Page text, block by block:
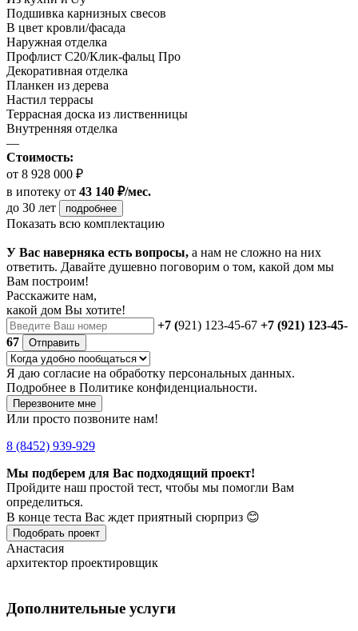
Подшивка карнизных свесов
В цвет кровли/фасада
Наружная отделка
Профлист С20/Клик-фальц Про
Декоративная отделка
Планкен из дерева
Настил террасы
Террасная доска из лиственницы
Внутренняя отделка
—
Стоимость:
от 8 928 000 ₽
в ипотеку от 43 140 ₽/мес.
до 30 лет
подробнее
Показать всю комплектацию
У Вас наверняка есть вопросы, а нам не сложно на них
ответить. Давайте душевно поговорим о том, какой дом мы
Вам построим!
Расскажите нам,
какой дом Вы хотите!
+7 (921) 123-45-67 +7 (921) 123-45-
67
Отправить
Я даю согласие на обработку персональных данных.
Подробнее в Политике конфиденциальности.
Перезвоните мне
Или просто позвоните нам!
8 (8452) 939-929
Мы подберем для Вас подходящий проект!
Пройдите наш простой тест, чтобы мы помогли Вам
определиться.
В конце теста Вас ждет приятный сюрприз 😊
Подобрать проект
Анастасия
архитектор проектировщик
Дополнительные услуги